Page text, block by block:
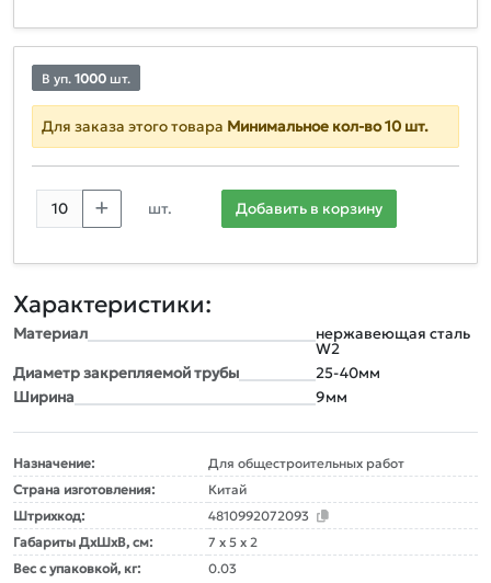
В уп. 1000 шт.
Для заказа этого товара Минимальное кол-во 10 шт.
шт. Добавить в корзину
Характеристики:
Материал
нержавеющая сталь
W2
Диаметр закрепляемой трубы
25-40мм
Ширина
9мм
Назначение:
Для общестроительных работ
Страна изготовления:
Китай
Штрихкод:
4810992072093
Габариты ДxШxВ, см:
7 x 5 x 2
Вес с упаковкой, кг:
0.03